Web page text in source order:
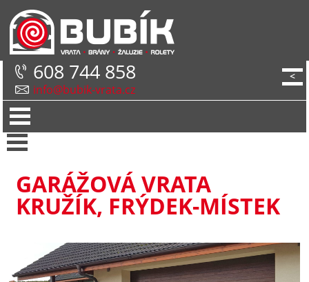
608 744 858
info@bubik-vrata.cz
<
GARÁŽOVÁ VRATA
KRUŽÍK, FRÝDEK-MÍSTEK